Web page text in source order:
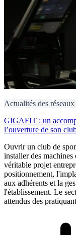
Actualités des réseaux
GIGAFIT : un
l’ouverture de son
Ouvrir un club de
installer des machines
véritable projet
positionnement,
aux adhérents et la
l'établissement. Le
attendus des